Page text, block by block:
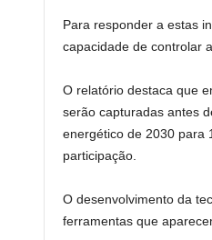
Para responder a estas
capacidade de controlar
O relatório destaca que
serão capturadas antes
energético de 2030 para
participação.
O desenvolvimento da
ferramentas que